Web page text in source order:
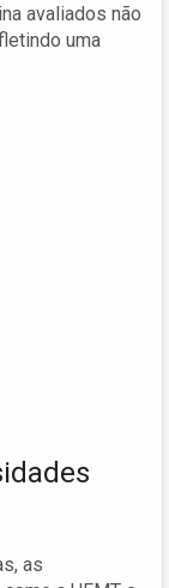
avaliados não
uma
as